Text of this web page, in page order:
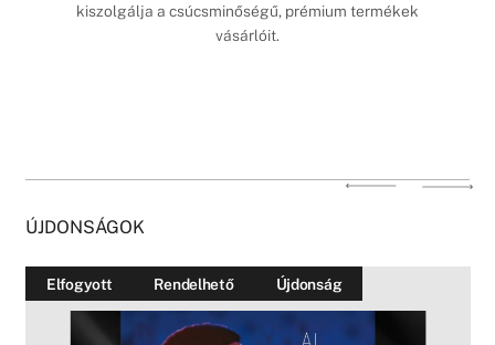
kiszolgálja a csúcsminőségű, prémium termékek
vásárlóit.
ÚJDONSÁGOK
Elfogyott Rendelhető Újdonság